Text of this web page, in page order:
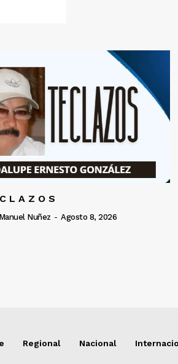
L A Z O S
Manuel Nuñez - Agosto 8, 2026
Regional Nacional